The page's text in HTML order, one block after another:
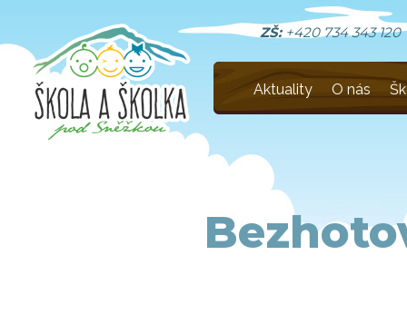
ZŠ: +420 734 343 120
Aktuality O nás